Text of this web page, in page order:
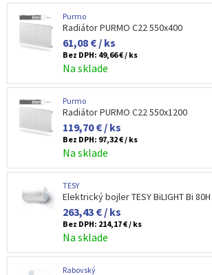
Purmo
Radiátor PURMO C22 550x400
61,08 € / ks
Bez DPH: 49,66 € / ks
Na sklade
Purmo
Radiátor PURMO C22 550x1200
119,70 € / ks
Bez DPH: 97,32 € / ks
Na sklade
TESY
Elektrický bojler TESY BiLIGHT Bi 80H
263,43 € / ks
Bez DPH: 214,17 € / ks
Na sklade
Rabovský